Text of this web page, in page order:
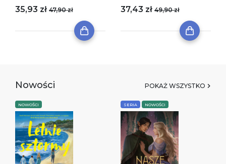
35,93 zł 47,90 zł 37,43 zł 49,90 zł
Nowości POKAŻ WSZYSTKO
NOWOŚCI SERIA NOWOŚCI